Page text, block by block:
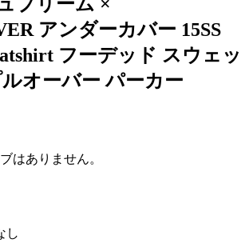
アンダーカバー 15SS
フーデッド スウェッ
ルオーバー パーカー
はありません。
し